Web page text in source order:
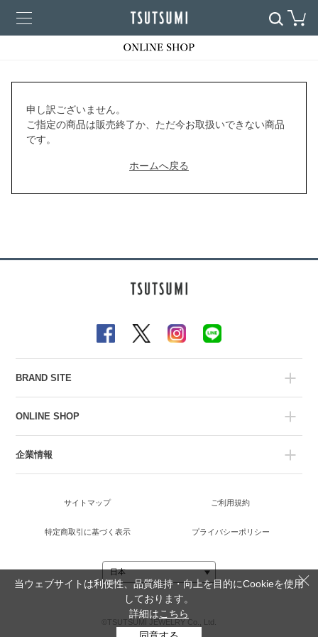
申し訳ございません。
ご指定の商品は販売終了か、ただ今お取扱いできない商品
です。
ホームへ戻る
BRAND SITE
ONLINE SHOP
企業情報
サイトマップ ご利用規約
特定商取引に基づく表示 プライバシーポリシー
©TSUTSUMI JEWELRY Co., Ltd.
当ウェブサイトは利便性、品質維持・向上を目的にCookieを使用
しております。
詳細はこちら